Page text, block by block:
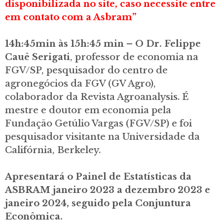
disponibilizada no site, caso necessite entre
em contato com a Asbram”
14h:45min às 15h:45 min – O Dr. Felippe
Cauê Serigati, professor de economia na
FGV/SP, pesquisador do centro de
agronegócios da FGV (GV Agro),
colaborador da Revista Agroanalysis. É
mestre e doutor em economia pela
Fundação Getúlio Vargas (FGV/SP) e foi
pesquisador visitante na Universidade da
Califórnia, Berkeley.
Apresentará o Painel de Estatísticas da
ASBRAM janeiro 2023 a dezembro 2023 e
janeiro 2024, seguido pela Conjuntura
Econômica.